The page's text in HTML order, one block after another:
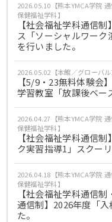
2026.05.10【熊本YMCA学院
保健福祉学科】
【社会福祉学科通信
ス「ソーシャルワー
を行いました。
2026.05.02【本館／グローバル
【5/9・23無料体験会
学習教室「放課後ベー
2026.04.27【熊本YMCA学院
保健福祉学科】
【社会福祉学科通信
ク実習指導1」スクー
2026.04.18【熊本YMCA学院
保健福祉学科】
【社会福祉学科通信
通信制】2026年度「
た。